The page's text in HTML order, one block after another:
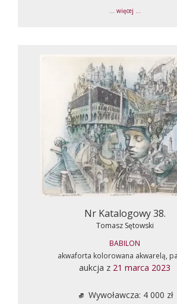
... więcej ...
Nr Katalogowy 38.
Tomasz Sętowski
BABILON
akwaforta kolorowana akwarelą,
aukcja z 21 marca 2023
Wywoławcza: 4 000 zł